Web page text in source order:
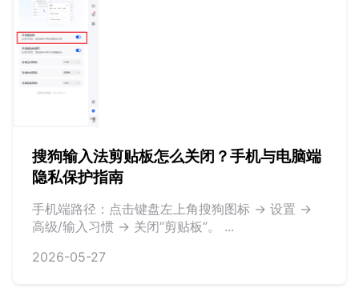
搜狗输入法剪贴板怎么关闭？手机与电脑端
隐私保护指南
手机端路径：点击键盘左上角搜狗图标 -> 设置 ->
高级/输入习惯 -> 关闭“剪贴板”。 ...
2026-05-27